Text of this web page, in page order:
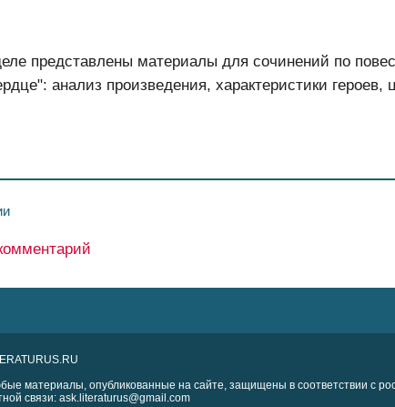
представлены материалы для сочинений по
анализ произведения, характеристики героев,
материалы, опубликованные на сайте, защищены в соответствии с
связи: ask.literaturus@gmail.com